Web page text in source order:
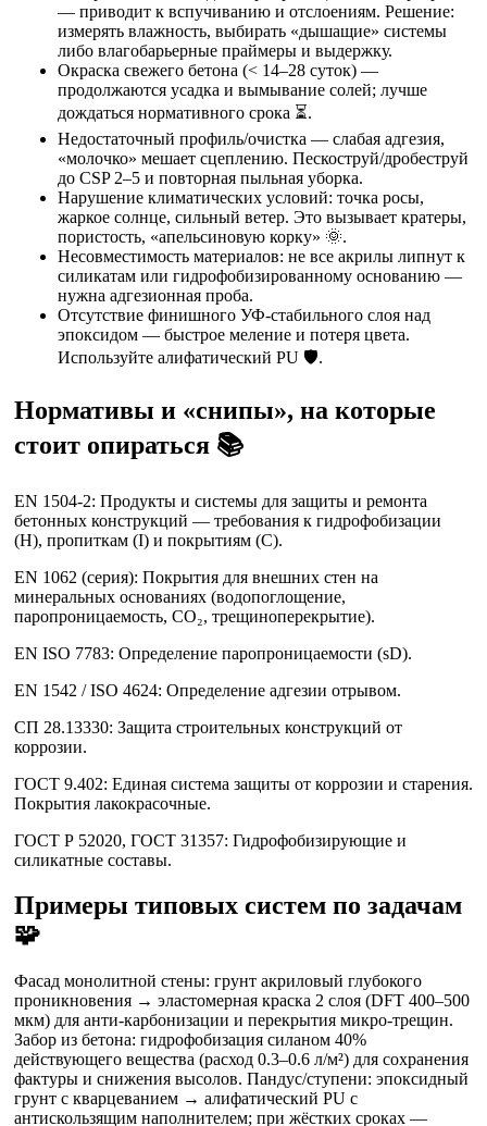
— приводит к вспучиванию и отслоениям. Решение:
измерять влажность, выбирать «дышащие» системы
либо влагобарьерные праймеры и выдержку.
Окраска свежего бетона (< 14–28 суток) —
продолжаются усадка и вымывание солей; лучше
дождаться нормативного срока ⏳.
Недостаточный профиль/очистка — слабая адгезия,
«молочко» мешает сцеплению. Пескоструй/дробеструй
до CSP 2–5 и повторная пыльная уборка.
Нарушение климатических условий: точка росы,
жаркое солнце, сильный ветер. Это вызывает кратеры,
пористость, «апельсиновую корку» 🌞.
Несовместимость материалов: не все акрилы липнут к
силикатам или гидрофобизированному основанию —
нужна адгезионная проба.
Отсутствие финишного УФ-стабильного слоя над
эпоксидом — быстрое меление и потеря цвета.
Используйте алифатический PU 🛡️.
Нормативы и «снипы», на которые
стоит опираться 📚
EN 1504-2: Продукты и системы для защиты и ремонта
бетонных конструкций — требования к гидрофобизации
(H), пропиткам (I) и покрытиям (C).
EN 1062 (серия): Покрытия для внешних стен на
минеральных основаниях (водопоглощение,
паропроницаемость, CO₂, трещиноперекрытие).
EN ISO 7783: Определение паропроницаемости (sD).
EN 1542 / ISO 4624: Определение адгезии отрывом.
СП 28.13330: Защита строительных конструкций от
коррозии.
ГОСТ 9.402: Единая система защиты от коррозии и старения.
Покрытия лакокрасочные.
ГОСТ Р 52020, ГОСТ 31357: Гидрофобизирующие и
силикатные составы.
Примеры типовых систем по задачам
🧩
Фасад монолитной стены: грунт акриловый глубокого
проникновения → эластомерная краска 2 слоя (DFT 400–500
мкм) для анти-карбонизации и перекрытия микро-трещин.
Забор из бетона: гидрофобизация силаном 40%
действующего вещества (расход 0.3–0.6 л/м²) для сохранения
фактуры и снижения высолов. Пандус/ступени: эпоксидный
грунт с кварцеванием → алифатический PU с
антискользящим наполнителем; при жёстких сроках —